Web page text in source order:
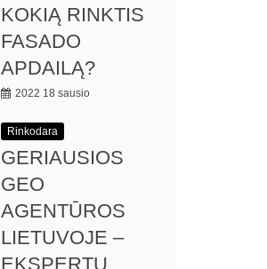
KOKIĄ RINKTIS
FASADO
APDAILĄ?
2022 18 sausio
Rinkodara
GERIAUSIOS
GEO
AGENTŪROS
LIETUVOJE –
EKSPERTŲ